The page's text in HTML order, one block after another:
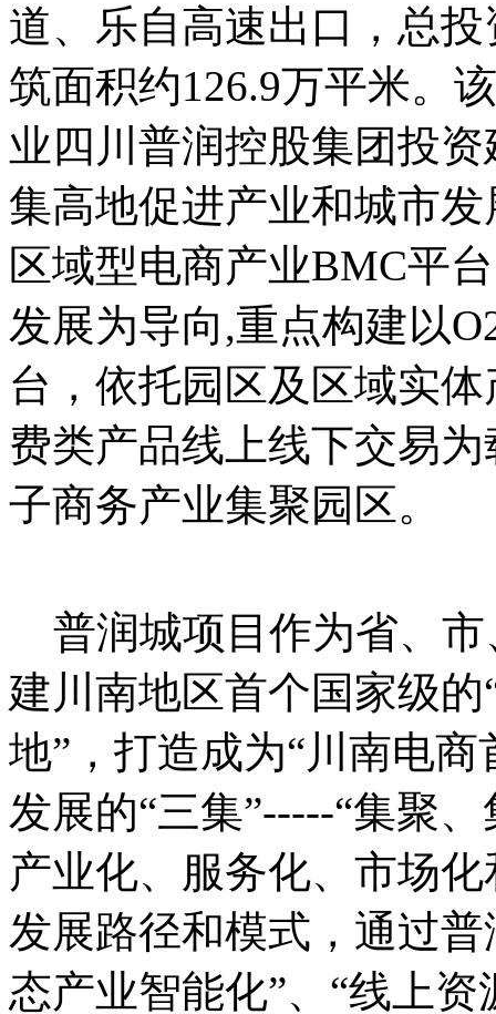
道、乐自高速出口，总
筑面积约126.9万平米。
业四川普润控股集团投
集高地促进产业和城市
区域型电商产业BMC平
发展为导向,重点构建以
台，依托园区及区域实
费类产品线上线下交易
子商务产业集聚园区。
普润城项目作为省、市
建川南地区首个国家级
地”，打造成为“川南电
发展的“三集”-----“集聚
产业化、服务化、市场
发展路径和模式，通过
态产业智能化”、“线上资